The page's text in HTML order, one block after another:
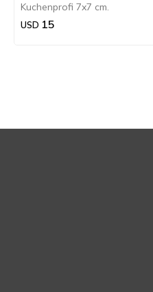
Kuchenprofi 7x7 cm.
USD 15